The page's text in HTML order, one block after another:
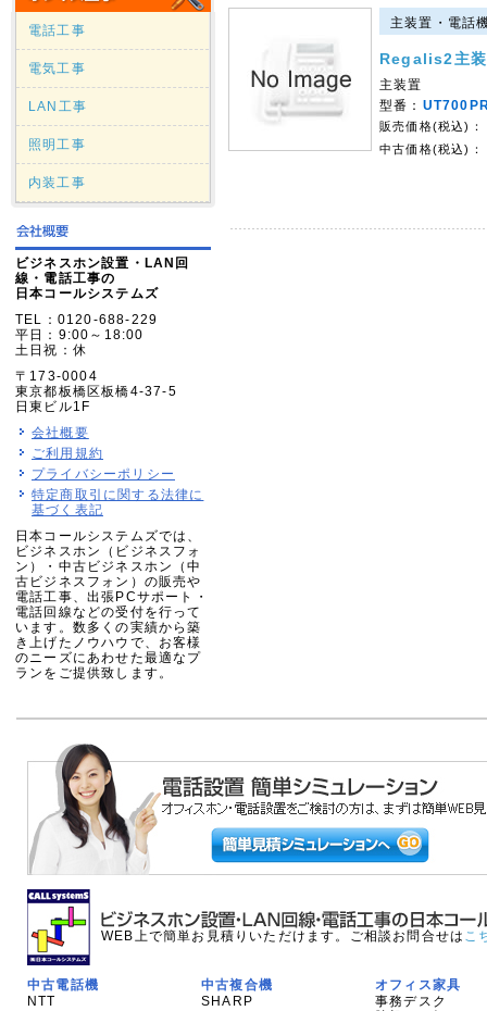
電話工事
電気工事
LAN工事
照明工事
内装工事
ビジネスホン設置・LAN回
線・電話工事の
日本コールシステムズ
TEL：0120-688-229
平日：9:00～18:00
土日祝：休
〒173-0004
東京都板橋区板橋4-37-5
日東ビル1F
会社概要
ご利用規約
プライバシーポリシー
特定商取引に関する法律に
基づく表記
日本コールシステムズでは、
ビジネスホン（ビジネスフォ
ン）・中古ビジネスホン（中
古ビジネスフォン）の販売や
電話工事、出張PCサポート・
電話回線などの受付を行って
います。数多くの実績から築
き上げたノウハウで、お客様
のニーズにあわせた最適なプ
ランをご提供致します。
主装置・電話
Regalis2主
主装置
型番：
販売価格(税込)：
中古価格(税込)：
WEB上で簡単お見積りいただけます。ご相談お問合せは こ
中古電話機
NTT
中古複合機
SHARP
オフィス家具
事務デスク